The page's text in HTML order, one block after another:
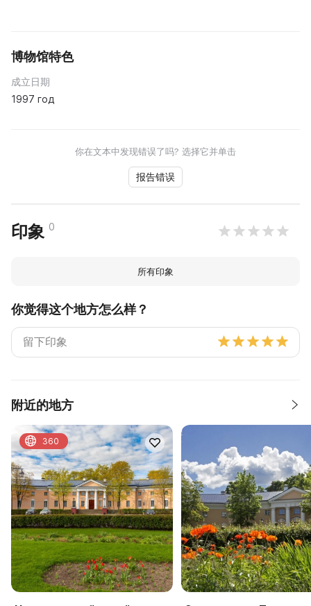
博物馆特色
成立日期
1997 год
你在文本中发现错误了吗? 选择它并单击
报告错误
印象 0
所有印象
你觉得这个地方怎么样？
附近的地方
360